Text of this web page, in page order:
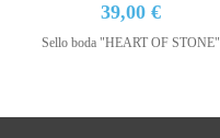
39,00 €
Sello boda "HEART OF STONE"